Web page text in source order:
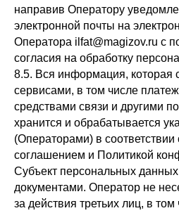
направив Оператору
электронной почты на
Оператора ilfat@magizov.ru с
согласия на обработку
8.5. Вся информация, которая
сервисами, в том числе
средствами связи и другими
хранится и обрабатывается
(Операторами) в соответствии
соглашением и Политикой
Субъект персональных
документами. Оператор не
за действия третьих лиц, в